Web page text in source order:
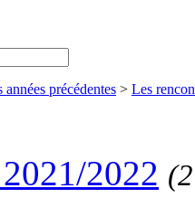
précédentes > Les
2022